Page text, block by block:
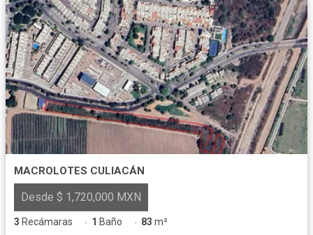
MACROLOTES CULIACÁN
Desde $ 1,720,000 MXN
3 Recámaras · 1 Baño · 83 m²